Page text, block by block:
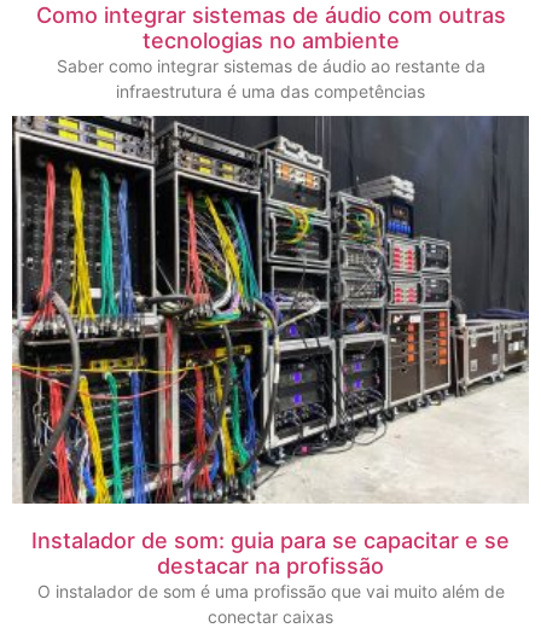
Como integrar sistemas de áudio com outras
tecnologias no ambiente
Saber como integrar sistemas de áudio ao restante da
infraestrutura é uma das competências
Instalador de som: guia para se capacitar e se
destacar na profissão
O instalador de som é uma profissão que vai muito além de
conectar caixas